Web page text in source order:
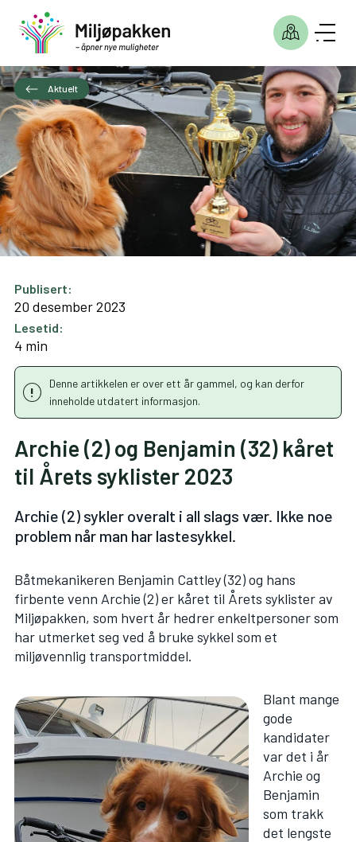
Aktuelt
Publisert:
20 desember 2023
Lesetid:
4 min
Denne artikkelen er over ett år gammel, og kan derfor
inneholde utdatert informasjon.
Archie (2) og Benjamin (32) kåret
til Årets syklister 2023
Archie (2) sykler overalt i all slags vær. Ikke noe
problem når man har lastesykkel.
Båtmekanikeren Benjamin Cattley (32) og hans
firbente venn Archie (2) er kåret til Årets syklister av
Miljøpakken, som hvert år hedrer enkeltpersoner som
har utmerket seg ved å bruke sykkel som et
miljøvennlig transportmiddel.
Blant mange
gode
kandidater
var det i år
Archie og
Benjamin
som trakk
det lengste